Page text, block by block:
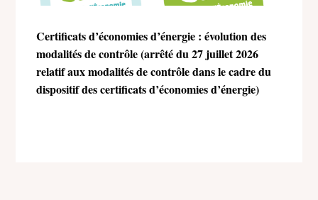
Certificats d’économies d’énergie : évolution des
modalités de contrôle (arrêté du 27 juillet 2026
relatif aux modalités de contrôle dans le cadre du
dispositif des certificats d’économies d’énergie)